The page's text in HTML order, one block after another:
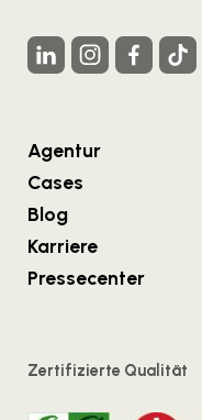
Agentur
Cases
Blog
Karriere
Pressecenter
Zertifizierte Qualität